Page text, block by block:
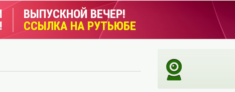
ВЫПУСКНОЙ ВЕЧЕР!
ССЫЛКА НА РУТЬЮБЕ